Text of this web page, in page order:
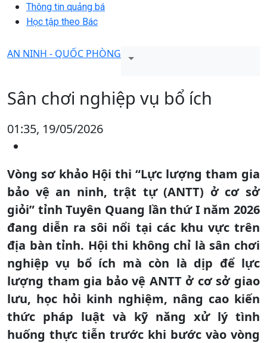
Thông tin quảng bá
Học tập theo Bác
AN NINH - QUỐC PHÒNG
Sân chơi nghiệp vụ bổ ích
01:35, 19/05/2026
Vòng sơ khảo Hội thi “Lực lượng tham gia
bảo vệ an ninh, trật tự (ANTT) ở cơ sở
giỏi” tỉnh Tuyên Quang lần thứ I năm 2026
đang diễn ra sôi nổi tại các khu vực trên
địa bàn tỉnh. Hội thi không chỉ là sân chơi
nghiệp vụ bổ ích mà còn là dịp để lực
lượng tham gia bảo vệ ANTT ở cơ sở giao
lưu, học hỏi kinh nghiệm, nâng cao kiến
thức pháp luật và kỹ năng xử lý tình
huống thực tiễn trước khi bước vào vòng